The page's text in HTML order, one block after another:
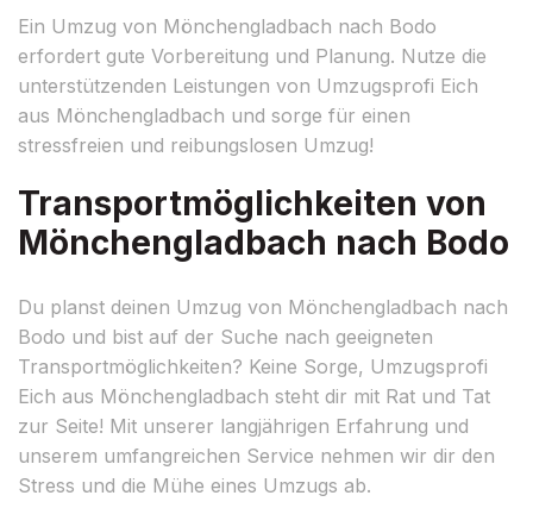
Ein Umzug von Mönchengladbach nach Bodo
erfordert gute Vorbereitung und Planung. Nutze die
unterstützenden Leistungen von Umzugsprofi Eich
aus Mönchengladbach und sorge für einen
stressfreien und reibungslosen Umzug!
Transportmöglichkeiten von
Mönchengladbach nach Bodo
Du planst deinen Umzug von Mönchengladbach nach
Bodo und bist auf der Suche nach geeigneten
Transportmöglichkeiten? Keine Sorge, Umzugsprofi
Eich aus Mönchengladbach steht dir mit Rat und Tat
zur Seite! Mit unserer langjährigen Erfahrung und
unserem umfangreichen Service nehmen wir dir den
Stress und die Mühe eines Umzugs ab.